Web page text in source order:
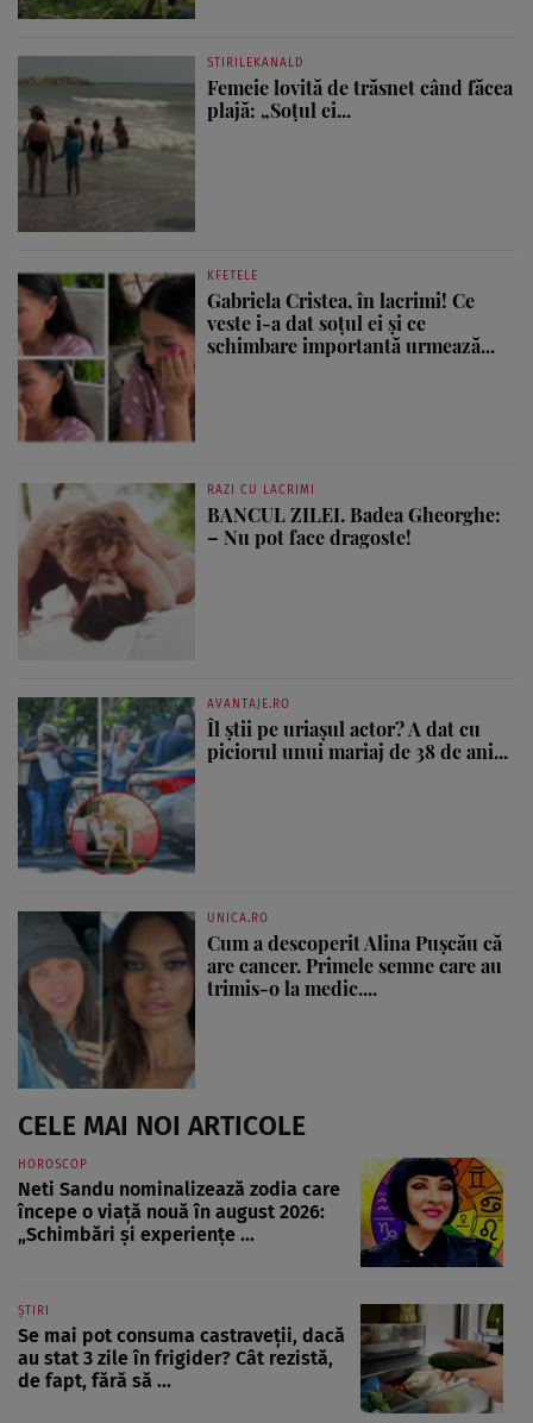
STIRILEKANALD
Femeie lovită de trăsnet când făcea
plajă: „Soțul ei...
KFETELE
Gabriela Cristea, în lacrimi! Ce
veste i-a dat soțul ei și ce
schimbare importantă urmează...
RAZI CU LACRIMI
BANCUL ZILEI. Badea Gheorghe:
– Nu pot face dragoste!
AVANTAJE.RO
Îl știi pe uriașul actor? A dat cu
piciorul unui mariaj de 38 de ani...
UNICA.RO
Cum a descoperit Alina Pușcău că
are cancer. Primele semne care au
trimis-o la medic....
CELE MAI NOI ARTICOLE
HOROSCOP
Neti Sandu nominalizează zodia care
începe o viață nouă în august 2026:
„Schimbări și experiențe ...
ȘTIRI
Se mai pot consuma castraveții, dacă
au stat 3 zile în frigider? Cât rezistă,
de fapt, fără să ...